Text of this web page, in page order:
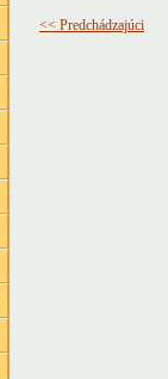
<< Predchádzajúci